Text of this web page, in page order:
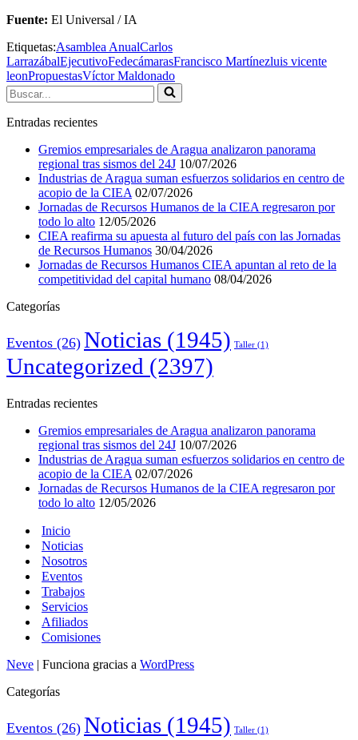
Fuente: El Universal / IA
Etiquetas:Asamblea AnualCarlos
LarrazábalEjecutivoFedecámarasFrancisco Martínezluis vicente
leonPropuestasVíctor Maldonado
Buscar...
Entradas recientes
Gremios empresariales de Aragua analizaron panorama
regional tras sismos del 24J 10/07/2026
Industrias de Aragua suman esfuerzos solidarios en centro de
acopio de la CIEA 02/07/2026
Jornadas de Recursos Humanos de la CIEA regresaron por
todo lo alto 12/05/2026
CIEA reafirma su apuesta al futuro del país con las Jornadas
de Recursos Humanos 30/04/2026
Jornadas de Recursos Humanos CIEA apuntan al reto de la
competitividad del capital humano 08/04/2026
Categorías
Eventos (26) Noticias (1945) Taller (1)
Uncategorized (2397)
Entradas recientes
Gremios empresariales de Aragua analizaron panorama
regional tras sismos del 24J 10/07/2026
Industrias de Aragua suman esfuerzos solidarios en centro de
acopio de la CIEA 02/07/2026
Jornadas de Recursos Humanos de la CIEA regresaron por
todo lo alto 12/05/2026
Inicio
Noticias
Nosotros
Eventos
Trabajos
Servicios
Afiliados
Comisiones
Neve | Funciona gracias a WordPress
Categorías
Eventos (26) Noticias (1945) Taller (1)